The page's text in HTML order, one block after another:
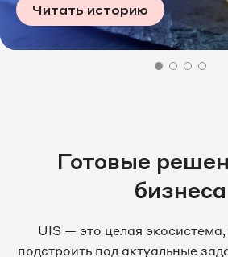
Читать историю
Готовые
бизнеса
UIS — это целая
подстроить под актуальные